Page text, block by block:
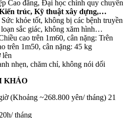
Cao đẳng, Đại học chính quy chuyên
trúc, Kỹ thuật xây dựng,…
Sức khỏe tốt, không bị các bệnh truyền
sắc giác, không xăm hình…
cao trên 1m60, cân nặng: Trên
trên 1m50, cân nặng: 45 kg
lên
nhẹn, chăm chỉ, không nói dối
KHẢO
(Khoảng ~268.800 yên/ tháng) 21
tháng